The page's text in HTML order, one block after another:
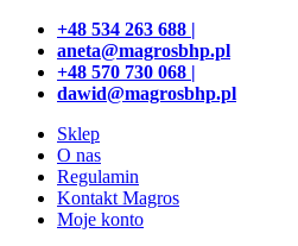
Przejdź
nawigacji
Przeskocz
treści
+48 534 263 688 |
aneta@magrosbhp.pl
+48 570 730 068 |
dawid@magrosbhp.pl
Sklep
O nas
Regulamin
Kontakt Magros
Moje konto